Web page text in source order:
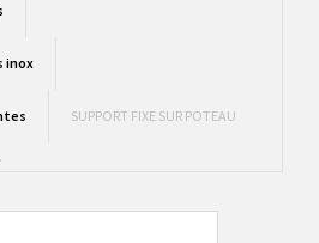
inox
SUPPORT FIXE SUR POTEAU